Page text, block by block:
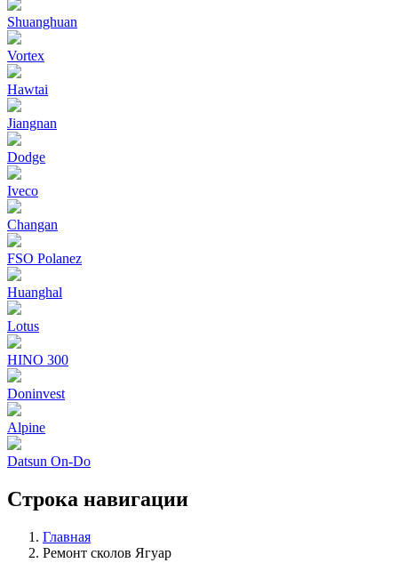
Shuanghuan
Vortex
Hawtai
Jiangnan
Dodge
Iveco
Changan
FSO Polanez
Huanghal
Lotus
HINO 300
Doninvest
Alpine
Datsun On-Do
Строка навигации
Главная
Ремонт сколов Ягуар